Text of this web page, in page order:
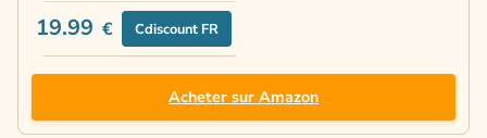
19.99 € Cdiscount FR
Acheter sur Amazon